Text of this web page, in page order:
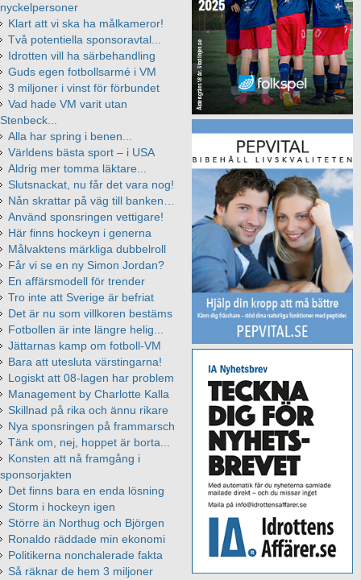
nyckelpersoner
Klart att vi ska ha målkameror!
Två potentiella sponsoravtal...
Idrotten vill ha särbehandling
Guds egen fotbollsarmé i VM
3 miljoner i vinst för förbundet
Vad hade VM varit utan
Stenbeck...
Alla har spring i benen...
Världens bästa sport – i USA
Aldrig mer tomma läktare...
Slutsnackat, nu får det vara nog!
Nån skrattar på väg till banken…
Använd sponsringen vettigare!
Här finns hockeyn i generna
Målvaktens märkliga dubbelroll
Får vi se en ny Simon Jordan?
En affärsmodell för trender
Tro inte att Sverige är befriat
Det är nu som villkoren bestäms
Fotbollen är inte längre helig...
Jättarnas kamp om fotboll-VM
Bara att utesluta värstingarna!
Logiskt att 08-lagen har problem
Management by Charlotte Kalla
Skillnad på rika och ännu rikare
Nya sponsringen på frammarsch
Tänk om, nej, hoppet är borta...
Konsten att nå framgång i
sponsorjakten
Det finns bara en enda lösning
Storm i hockeyn igen
Större än Northug och Björgen
Ronaldo räddade min ekonomi
Politikerna nonchalerade fakta
Så räknar de hem 3 miljoner